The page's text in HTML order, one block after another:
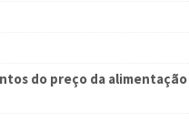
do preço da